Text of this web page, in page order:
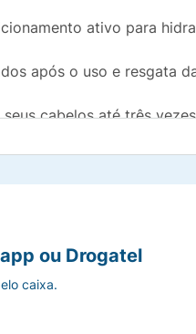
ativo para
após o uso e resgata
cabelos até três
proporcionam aos
ou Drogatel
caixa.